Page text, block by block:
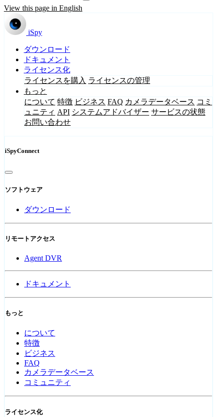
View this page in English
iSpy
ダウンロード
ドキュメント
ライセンス化
ライセンスを購入 ライセンスの管理
もっと
について 特徴 ビジネス FAQ カメラデータベース コミ
ュニティ API システムアドバイザー サービスの状態
お問い合わせ
iSpyConnect
ソフトウェア
ダウンロード
リモートアクセス
Agent DVR
ドキュメント
もっと
について
特徴
ビジネス
FAQ
カメラデータベース
コミュニティ
ライセンス化